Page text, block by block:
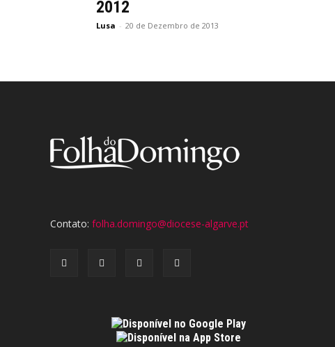
2012
Lusa - 20 de Dezembro de 2013
Contato: folha.domingo@diocese-algarve.pt